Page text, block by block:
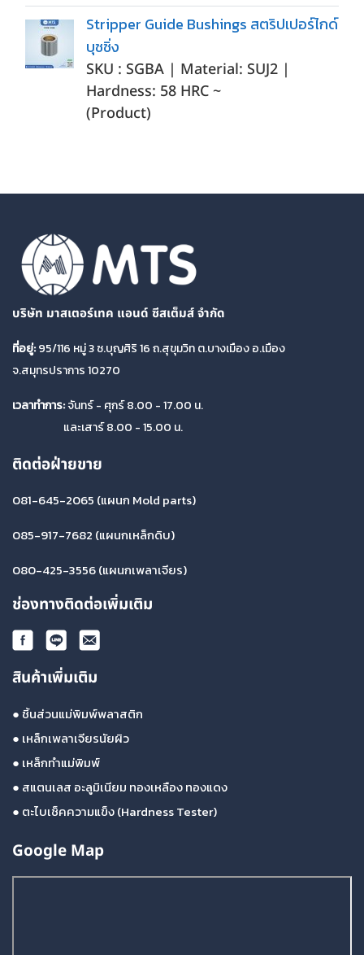
Stripper Guide Bushings สตริปเปอร์ไกด์
บุชชิ่ง
SKU : SGBA | Material: SUJ2 |
Hardness: 58 HRC ~
(Product)
บริษัท มาสเตอร์เทค แอนด์ ซีสเต็มส์ จำกัด
ที่อยู่:95/116 หมู่ 3 ซ.บุญศิริ 16 ถ.สุขุมวิท ต.บางเมือง อ.เมือง
จ.สมุทรปราการ 10270
เวลาทำการ:จันทร์ - ศุกร์ 8.00 - 17.00 น.
และเสาร์ 8.00 - 15.00 น.
ติดต่อฝ่ายขาย
081-645-2065 (แผนก Mold parts)
085-917-7682 (แผนกเหล็กดิบ)
080-425-3556(แผนกเพลาเจียร)
ช่องทางติดต่อเพิ่มเติม
สินค้าเพิ่มเติม
● ชิ้นส่วนแม่พิมพ์พลาสติก
● เหล็กเพลาเจียรนัยผิว
● เหล็กทำแม่พิมพ์
● สแตนเลส อะลูมิเนียม ทองเหลือง ทองแดง
● ตะไบเช็คความแข็ง (Hardness Tester)
Google Map